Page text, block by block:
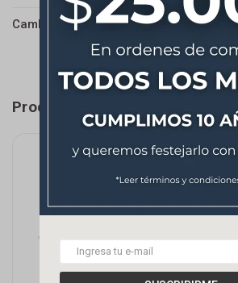
Cambios y Devoluciones
Productos que te pueden